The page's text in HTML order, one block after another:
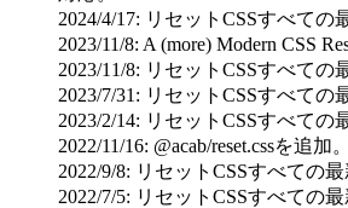
2024/4/17: リセットCSSすべての
2023/11/8: A (more) Modern CSS
2023/11/8: リセットCSSすべての
2023/7/31: リセットCSSすべての
2023/2/14: リセットCSSすべての
2022/11/16: @acab/reset.cssを追加。
2022/9/8: リセットCSSすべての最
2022/7/5: リセットCSSすべての最